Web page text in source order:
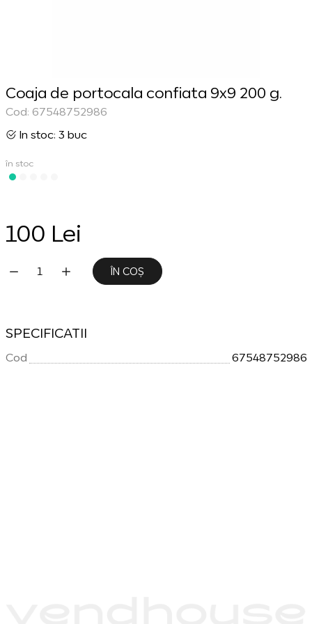
Coaja de portocala confiata 9x9 200 g.
Cod: 67548752986
In stoc: 3 buc
în stoc
100 Lei
ÎN COȘ
SPECIFICATII
Cod 67548752986